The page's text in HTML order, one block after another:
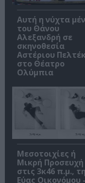
Αυτή η νύχτα
του Θάνου
Αλεξανδρή σε
σκηνοθεσία
Αστέριου
στο Θέατρο
Ολύμπια
Μεσοτοιχίες ή
Μικρή Προσευχή
στις 3κ46 π.μ.,
Εύας Οικονόμου